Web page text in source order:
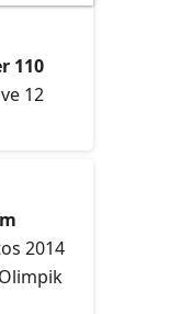
fazla
110
12
2014